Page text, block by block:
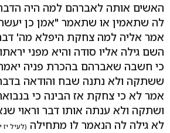
האשים אותה לאברהם למה היה הדבר
לה שתאמין או שתאמר "אמן כן
אמר אליה למה צחקת היפלא מה'
השם גילה אליו סודה והיא מפני
כי חשבה שאברהם בהכרת פניה יאמר
ששתקה ולא נתנה שבח והודאה
אמר לא כי צחקת אז הבינה כי
ושתקה ולא ענתה אותו דבר וראוי
לא גילה לה הנאמר לו מתחילה (לעיל יז